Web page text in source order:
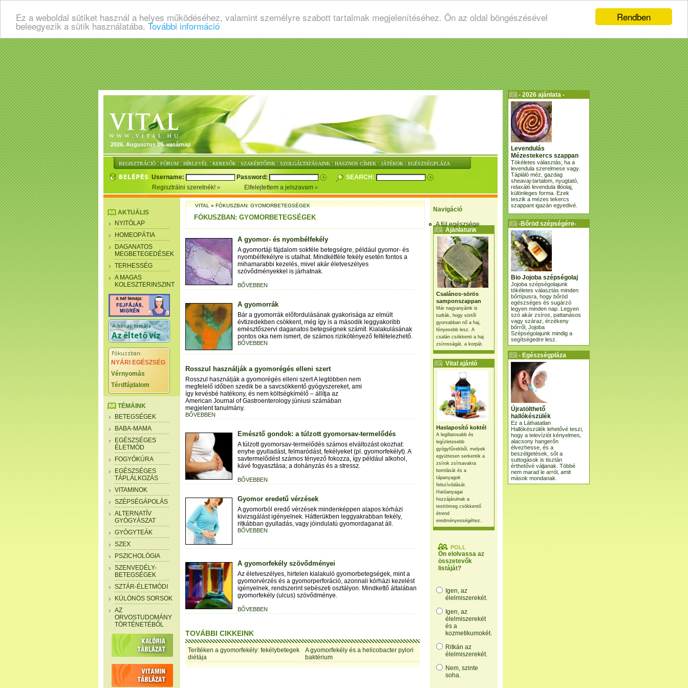
Rendben
Ez a weboldal sütiket használ a helyes működéséhez, valamint személyre szabott tartalmak megjelenítéséhez. Ön az oldal böngészésével
beleegyezik a sütik használatába. További információ
2026. Augusztus 09. vasárnap
REGISZTRÁCIÓ : FÓRUM : HÍRLEVÉL : KERESŐK : SZAKÉRTŐINK : SZOLGÁLTATÁSAINK : HASZNOS CÍMEK : JÁTÉKOK : EGÉSZSÉGPLÁZA
Username: Password:
SEARCH:
Regisztrálni szeretnék!
Elfelejtettem a jelszavam
Navigáció
A fül egészsége
Ajánlatunk
Csalános-sörös
samponszappan
Már nagyanyáink is
tudták, hogy sörtől
gyorsabban nő a haj,
fényesebb lesz. A
csalán csökkenti a haj
zsírosságát, a korpát.
Vital ajánló
Haslaposító koktél
A legillatosabb és
legízletesebb
gyógyfűvekből, melyek
együttesen serkentik a
zsírok zsírsavakra
bomlását és a
tápanyagok
felszívódását.
Hatóanyagai
hozzájárulnak a
testtömeg csökkentő
étrend
eredményességéhez.
POLL
Ön elolvassa az
összetevők
listáját?
Igen, az
élelmiszerekét.
Igen, az
élelmiszerekét
és a
kozmetikumokét.
Ritkán az
élelmiszerekét.
Nem, szinte
soha.
AKTUÁLIS
NYITÓLAP
HOMEOPÁTIA
DAGANATOS
MEGBETEGEDÉSEK
TERHESSÉG
A MAGAS
KOLESZTERINSZINT
NYÁRI EGÉSZSÉG
Vérnyomás
Térdfájdalom
TÉMÁINK
BETEGSÉGEK
BABA-MAMA
EGÉSZSÉGES
ÉLETMÓD
FOGYÓKÚRA
EGÉSZSÉGES
TÁPLÁLKOZÁS
VITAMINOK
SZÉPSÉGÁPOLÁS
ALTERNATÍV
GYÓGYÁSZAT
GYÓGYTEÁK
SZEX
PSZICHOLÓGIA
SZENVEDÉLY-
BETEGSÉGEK
SZTÁR-ÉLETMÓDI
KÜLÖNÖS SORSOK
AZ
ORVOSTUDOMÁNY
TÖRTÉNETÉBŐL
VITAL»FÓKUSZBAN: GYOMORBETEGSÉGEK
FÓKUSZBAN: GYOMORBETEGSÉGEK
A gyomor- és nyombélfekély
A gyomortáji fájdalom sokféle betegségre, például gyomor- és
nyombélfekélyre is utalhat. Mindkétféle fekély esetén fontos a
mihamarabbi kezelés, mivel akár életveszélyes
szövődményekkel is járhatnak.
BŐVEBBEN
A gyomorrák
Bár a gyomorrák előfordulásának gyakorisága az elmúlt
évtizedekben csökkent, még így is a második leggyakoribb
emésztőszervi daganatos betegségnek számít. Kialakulásának
pontos oka nem ismert, de számos rizikótényező feltételezhető.
BŐVEBBEN
Rosszul használják a gyomorégés elleni szert
Rosszul használják a gyomorégés elleni szert A legtöbben nem
megfelelő időben szedik be a savcsökkentő gyógyszereket, ami
így kevésbé hatékony, és nem költségkímélő – állítja az
American Journal of Gastroenterology júniusi számában
megjelent tanulmány.
BŐVEBBEN
Emésztő gondok: a túlzott gyomorsav-termelődés
A túlzott gyomorsav-termelődés számos elváltozást okozhat:
enyhe gyulladást, felmaródást, fekélyeket (pl. gyomorfekélyt). A
savtermelődést számos tényező fokozza, így például alkohol,
kávé fogyasztása; a dohányzás és a stressz.
BŐVEBBEN
Gyomor eredetű vérzések
A gyomorból eredő vérzések mindenképpen alapos kórházi
kivizsgálást igényelnek. Hátterükben leggyakrabban fekély,
ritkábban gyulladás, vagy jóindulatú gyomordaganat áll.
BŐVEBBEN
A gyomorfekély szövődményei
Az életveszélyes, hirtelen kialakuló gyomorbetegségek, mint a
gyomorvérzés és a gyomorperforáció, azonnali kórházi kezelést
igényelnek, rendszerint sebészeti osztályon. Mindkettő általában
gyomorfekély (ulcus) szövődménye.
BŐVEBBEN
TOVÁBBI CIKKEINK
Terítéken a gyomorfekély: fekélybetegek
diétája
A gyomorfekély és a helicobacter pylori
baktérium
- 2026 ajánlata -
Levendulás
Mézestekercs szappan
Tökéletes választás, ha a
levendula szerelmese vagy.
Tápláló méz, gazdag
sheavaj-tartalom, nyugtató,
relaxáló levendula illóolaj,
különleges forma. Ezek
teszik a mézes tekercs
szappant igazán egyedivé.
-Bőröd szépségére-
Bio Jojoba szépségolaj
Jojoba szépségolajunk
tökéletes választás minden
bőrtípusra, hogy bőröd
egészséges és sugárzó
legyen minden nap. Legyen
szó akár zsíros, pattanásos
vagy száraz, érzékeny
bőrről, Jojoba
Szépségolajunk mindig a
segítségedre lesz.
- Egészségpláza
ajánlatunk -
Újratölthető
hallókészülék
Ez a Láthatatlan
Hallókészülék lehetővé teszi,
hogy a televíziót kényelmes,
alacsony hangerőn
élvezhesse, és a
beszélgetések, sőt a
suttogások is tisztán
érthetővé váljanak. Többé
nem marad le arról, amit
mások mondanak.